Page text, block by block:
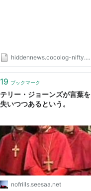
hiddennews.cocolog-nifty.com
19 ブックマーク
テリー・ジョーンズが言葉を
失いつつあるという。
nofrills.seesaa.net